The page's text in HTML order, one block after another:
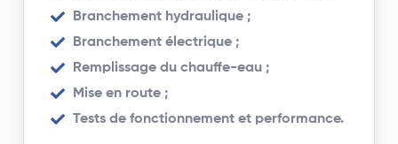
Branchement hydraulique ;
Branchement électrique ;
Remplissage du chauffe-eau ;
Mise en route ;
Tests de fonctionnement et performance.